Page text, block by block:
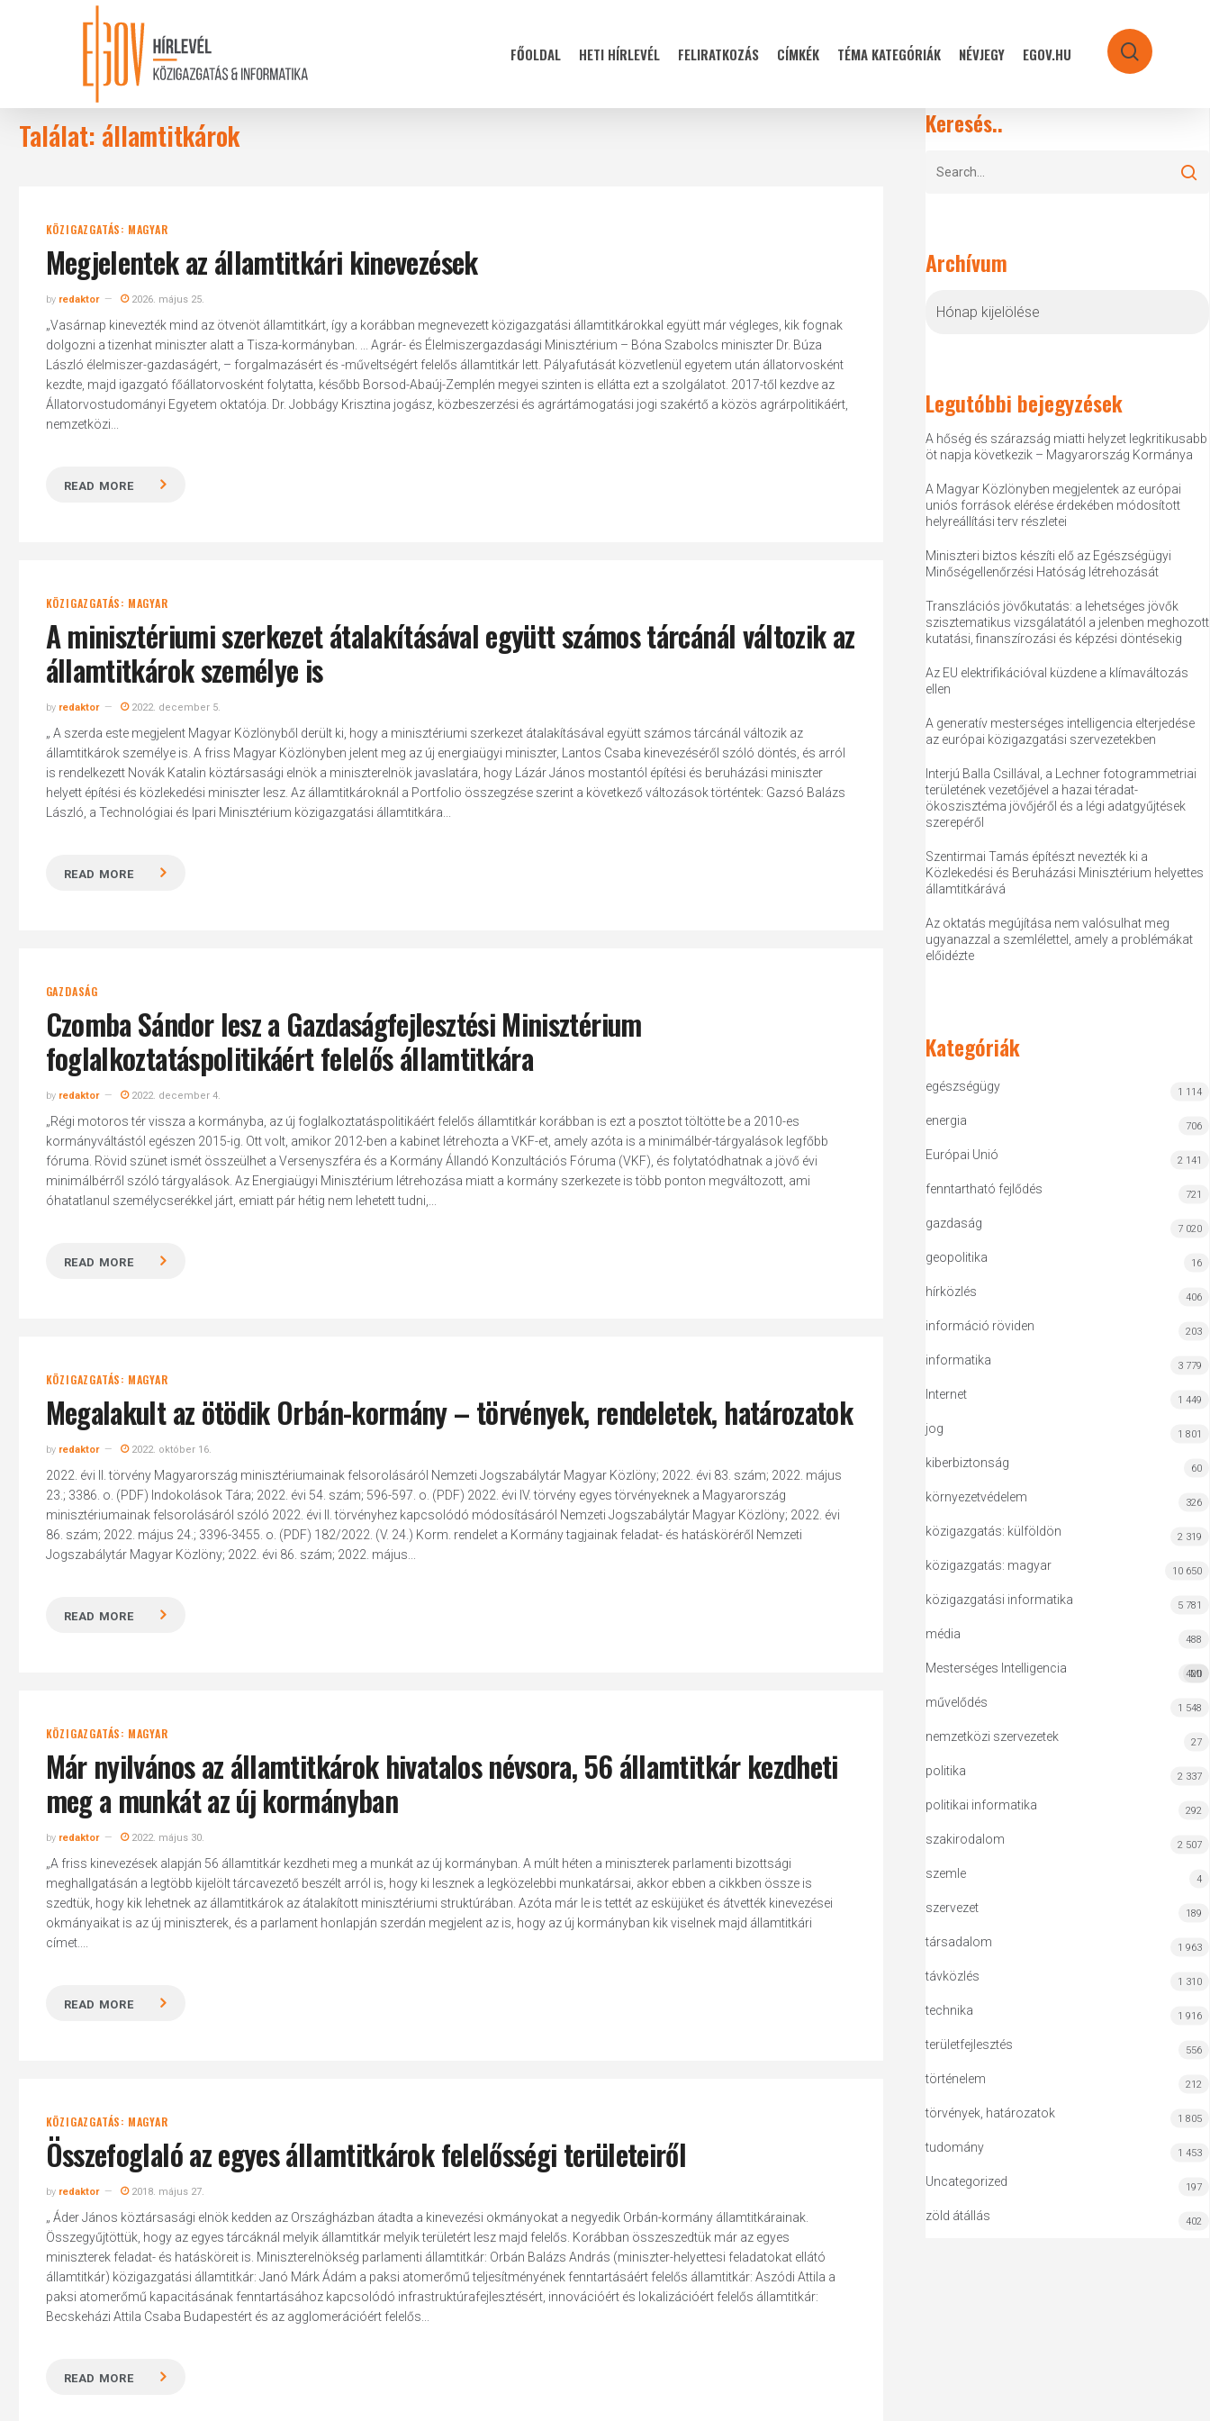
Hit enter to search or ESC to close
FŐOLDAL HETI HÍRLEVÉL FELIRATKOZÁS CÍMKÉK TÉMA KATEGÓRIÁK NÉVJEGY EGOV.HU search
Találat: államtitkárok
KÖZIGAZGATÁS: MAGYAR
Megjelentek az államtitkári kinevezések
by redaktor 2026. május 25.
„Vasárnap kinevezték mind az ötvenöt államtitkárt, így a korábban megnevezett közigazgatási államtitkárokkal együtt már végleges, kik fognak
dolgozni a tizenhat miniszter alatt a Tisza-kormányban. ... Agrár- és Élelmiszergazdasági Minisztérium – Bóna Szabolcs miniszter Dr. Búza
László élelmiszer-gazdaságért, – forgalmazásért és -műveltségért felelős államtitkár lett. Pályafutását közvetlenül egyetem után állatorvosként
kezdte, majd igazgató főállatorvosként folytatta, később Borsod-Abaúj-Zemplén megyei szinten is ellátta ezt a szolgálatot. 2017-től kezdve az
Állatorvostudományi Egyetem oktatója. Dr. Jobbágy Krisztina jogász, közbeszerzési és agrártámogatási jogi szakértő a közös agrárpolitikáért,
nemzetközi...
READ MORE
KÖZIGAZGATÁS: MAGYAR
A minisztériumi szerkezet átalakításával együtt számos tárcánál változik az
államtitkárok személye is
by redaktor 2022. december 5.
„ A szerda este megjelent Magyar Közlönyből derült ki, hogy a minisztériumi szerkezet átalakításával együtt számos tárcánál változik az
államtitkárok személye is. A friss Magyar Közlönyben jelent meg az új energiaügyi miniszter, Lantos Csaba kinevezéséről szóló döntés, és arról
is rendelkezett Novák Katalin köztársasági elnök a miniszterelnök javaslatára, hogy Lázár János mostantól építési és beruházási miniszter
helyett építési és közlekedési miniszter lesz. Az államtitkároknál a Portfolio összegzése szerint a következő változások történtek: Gazsó Balázs
László, a Technológiai és Ipari Minisztérium közigazgatási államtitkára...
READ MORE
GAZDASÁG
Czomba Sándor lesz a Gazdaságfejlesztési Minisztérium
foglalkoztatáspolitikáért felelős államtitkára
by redaktor 2022. december 4.
„Régi motoros tér vissza a kormányba, az új foglalkoztatáspolitikáért felelős államtitkár korábban is ezt a posztot töltötte be a 2010-es
kormányváltástól egészen 2015-ig. Ott volt, amikor 2012-ben a kabinet létrehozta a VKF-et, amely azóta is a minimálbér-tárgyalások legfőbb
fóruma. Rövid szünet ismét összeülhet a Versenyszféra és a Kormány Állandó Konzultációs Fóruma (VKF), és folytatódhatnak a jövő évi
minimálbérről szóló tárgyalások. Az Energiaügyi Minisztérium létrehozása miatt a kormány szerkezete is több ponton megváltozott, ami
óhatatlanul személycserékkel járt, emiatt pár hétig nem lehetett tudni,...
READ MORE
KÖZIGAZGATÁS: MAGYAR
Megalakult az ötödik Orbán-kormány – törvények, rendeletek, határozatok
by redaktor 2022. október 16.
2022. évi II. törvény Magyarország minisztériumainak felsorolásáról Nemzeti Jogszabálytár Magyar Közlöny; 2022. évi 83. szám; 2022. május
23.; 3386. o. (PDF) Indokolások Tára; 2022. évi 54. szám; 596-597. o. (PDF) 2022. évi IV. törvény egyes törvényeknek a Magyarország
minisztériumainak felsorolásáról szóló 2022. évi II. törvényhez kapcsolódó módosításáról Nemzeti Jogszabálytár Magyar Közlöny; 2022. évi
86. szám; 2022. május 24.; 3396-3455. o. (PDF) 182/2022. (V. 24.) Korm. rendelet a Kormány tagjainak feladat- és hatásköréről Nemzeti
Jogszabálytár Magyar Közlöny; 2022. évi 86. szám; 2022. május...
READ MORE
KÖZIGAZGATÁS: MAGYAR
Már nyilvános az államtitkárok hivatalos névsora, 56 államtitkár kezdheti
meg a munkát az új kormányban
by redaktor 2022. május 30.
„A friss kinevezések alapján 56 államtitkár kezdheti meg a munkát az új kormányban. A múlt héten a miniszterek parlamenti bizottsági
meghallgatásán a legtöbb kijelölt tárcavezető beszélt arról is, hogy ki lesznek a legközelebbi munkatársai, akkor ebben a cikkben össze is
szedtük, hogy kik lehetnek az államtitkárok az átalakított minisztériumi struktúrában. Azóta már le is tettét az esküjüket és átvették kinevezései
okmányaikat is az új miniszterek, és a parlament honlapján szerdán megjelent az is, hogy az új kormányban kik viselnek majd államtitkári
címet....
READ MORE
KÖZIGAZGATÁS: MAGYAR
Összefoglaló az egyes államtitkárok felelősségi területeiről
by redaktor 2018. május 27.
„ Áder János köztársasági elnök kedden az Országházban átadta a kinevezési okmányokat a negyedik Orbán-kormány államtitkárainak.
Összegyűjtöttük, hogy az egyes tárcáknál melyik államtitkár melyik területért lesz majd felelős. Korábban összeszedtük már az egyes
miniszterek feladat- és hatásköreit is. Miniszterelnökség parlamenti államtitkár: Orbán Balázs András (miniszter-helyettesi feladatokat ellátó
államtitkár) közigazgatási államtitkár: Janó Márk Ádám a paksi atomerőmű teljesítményének fenntartásáért felelős államtitkár: Aszódi Attila a
paksi atomerőmű kapacitásának fenntartásához kapcsolódó infrastruktúrafejlesztésért, innovációért és lokalizációért felelős államtitkár:
Becskeházi Attila Csaba Budapestért és az agglomerációért felelős...
READ MORE
Keresés..
Archívum
Legutóbbi bejegyzések
A hőség és szárazság miatti helyzet legkritikusabb
öt napja következik – Magyarország Kormánya
A Magyar Közlönyben megjelentek az európai
uniós források elérése érdekében módosított
helyreállítási terv részletei
Miniszteri biztos készíti elő az Egészségügyi
Minőségellenőrzési Hatóság létrehozását
Transzlációs jövőkutatás: a lehetséges jövők
szisztematikus vizsgálatától a jelenben meghozott
kutatási, finanszírozási és képzési döntésekig
Az EU elektrifikációval küzdene a klímaváltozás
ellen
A generatív mesterséges intelligencia elterjedése
az európai közigazgatási szervezetekben
Interjú Balla Csillával, a Lechner fotogrammetriai
területének vezetőjével a hazai téradat-
ökoszisztéma jövőjéről és a légi adatgyűjtések
szerepéről
Szentirmai Tamás építészt nevezték ki a
Közlekedési és Beruházási Minisztérium helyettes
államtitkárává
Az oktatás megújítása nem valósulhat meg
ugyanazzal a szemlélettel, amely a problémákat
előidézte
Kategóriák
egészségügy 1 114
energia 706
Európai Unió 2 141
fenntartható fejlődés 721
gazdaság 7 020
geopolitika 16
hírközlés 406
információ röviden 203
informatika 3 779
Internet 1 449
jog 1 801
kiberbiztonság 60
környezetvédelem 326
közigazgatás: külföldön 2 319
közigazgatás: magyar 10 650
közigazgatási informatika 5 781
média 488
Mesterséges Intelligencia MI
420
művelődés 1 548
nemzetközi szervezetek 27
politika 2 337
politikai informatika 292
szakirodalom 2 507
szemle 4
szervezet 189
társadalom 1 963
távközlés 1 310
technika 1 916
területfejlesztés 556
történelem 212
törvények, határozatok 1 805
tudomány 1 453
Uncategorized 197
zöld átállás 402